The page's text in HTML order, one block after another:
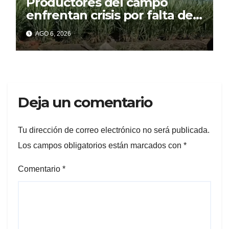
enfrentan crisis por falta de
financiamiento, advierte
representante cañero
AGO 6, 2026
Deja un comentario
Tu dirección de correo electrónico no será publicada.
Los campos obligatorios están marcados con *
Comentario *